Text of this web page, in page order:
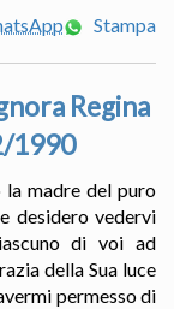
Stampa
Regina
1990
la madre del puro
desidero vedervi
di voi ad
della Sua luce
permesso di